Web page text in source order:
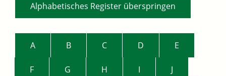
Alphabetisches Register überspringen
A B C D E
F G H I J